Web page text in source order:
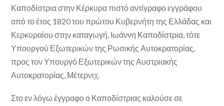
Καποδίστρια στην Κέρκυρα πιστό αντίγραφο εγγράφου
από το έτος 1820 του πρώτου Κυβερνήτη της Ελλάδας και
Κερκυραίου στην καταγωγή, Ιωάννη Καποδίστρια, τότε
Υπουργού Εξωτερικών της Ρωσικής Αυτοκρατορίας,
προς τον Υπουργό Εξωτερικών της Αυστριακής
Αυτοκρατορίας, Μέτερνιχ.
Στο εν λόγω έγγραφο ο Καποδίστριας καλούσε σε